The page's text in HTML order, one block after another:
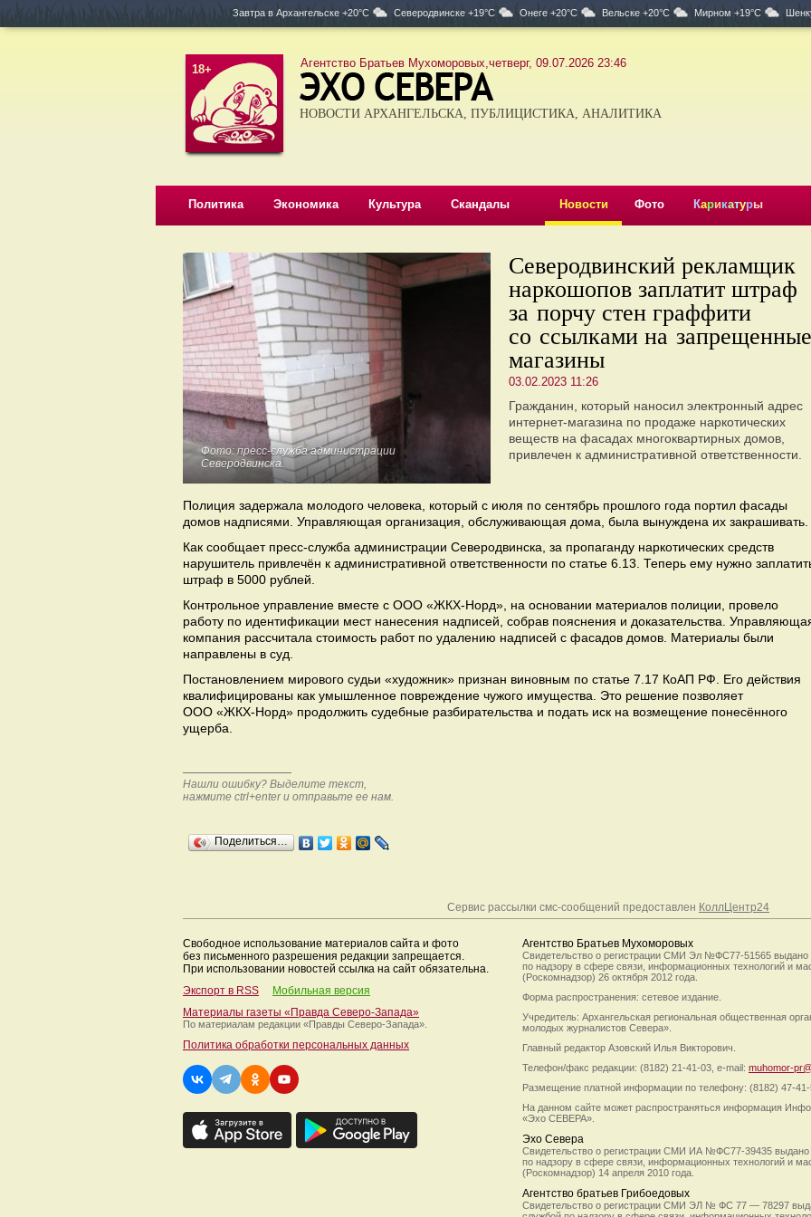
Завтра в Архангельске +20°C Северодвинске +19°C Онеге +20°C Вельске +20°C Мирном +19°C
18+ Агентство Братьев Мухоморовых,четверг, 09.07.2026 23:46
НОВОСТИ АРХАНГЕЛЬСКА, ПУБЛИЦИСТИКА, АНАЛИТИКА
Политика Экономика Культура Скандалы Новости Фото Карикатуры
Фото: пресс-служба администрации
Северодвинска.
Северодвинский рекламщик
наркошопов заплатит штраф
за порчу стен граффити
со ссылками на запрещенные
магазины
03.02.2023 11:26
Гражданин, который наносил электронный адрес
интернет-магазина по продаже наркотических
веществ на фасадах многоквартирных домов,
привлечен к административной ответственности.
Полиция задержала молодого человека, который с июля по сентябрь прошлого года портил фасады
домов надписями. Управляющая организация, обслуживающая дома, была вынуждена их закрашивать.
Как сообщает пресс-служба администрации Северодвинска, за пропаганду наркотических средств
нарушитель привлечён к административной ответственности по статье 6.13. Теперь ему нужно
штраф в 5000 рублей.
Контрольное управление вместе с ООО «ЖКХ-Норд», на основании материалов полиции, провело
работу по идентификации мест нанесения надписей, собрав пояснения и доказательства.
компания рассчитала стоимость работ по удалению надписей с фасадов домов. Материалы были
направлены в суд.
Постановлением мирового судьи «художник» признан виновным по статье 7.17 КоАП РФ. Его действия
квалифицированы как умышленное повреждение чужого имущества. Это решение позволяет
ООО «ЖКХ-Норд» продолжить судебные разбирательства и подать иск на возмещение понесённого
ущерба.
Нашли ошибку? Выделите текст,
нажмите ctrl+enter и отправьте ее нам.
Поделиться…
Сервис рассылки смс-сообщений предоставлен КоллЦентр24
Свободное использование материалов сайта и фото
без письменного разрешения редакции запрещается.
При использовании новостей ссылка на сайт обязательна.
Экспорт в RSS
Мобильная версия
Материалы газеты «Правда Северо-Запада»
По материалам редакции «Правды Северо-Запада».
Политика обработки персональных данных
Агентство Братьев Мухоморовых
Свидетельство о регистрации СМИ Эл №ФС77-51565 выдано
по надзору в сфере связи, информационных технологий и
(Роскомнадзор) 26 октября 2012 года.
Форма распространения: сетевое издание.
Учредитель: Архангельская региональная общественная
молодых журналистов Севера».
Главный редактор Азовский Илья Викторович.
Телефон/факс редакции: (8182) 21-41-03, e-mail: muhomor-
Размещение платной информации по телефону: (8182) 47-
На данном сайте может распространяться информация
«Эхо СЕВЕРА».
Эхо Севера
Свидетельство о регистрации СМИ ИА №ФС77-39435 выдано
по надзору в сфере связи, информационных технологий и
(Роскомнадзор) 14 апреля 2010 года.
Агентство братьев Грибоедовых
Свидетельство о регистрации СМИ ЭЛ № ФС 77 — 78297